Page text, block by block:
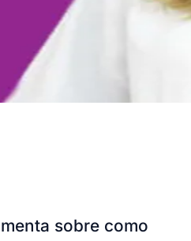
sobre como